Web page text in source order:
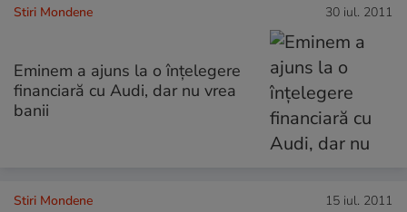
Stiri Mondene 30 iul. 2011
Eminem a ajuns la o înţelegere
financiară cu Audi, dar nu vrea
banii
Stiri Mondene 15 iul. 2011